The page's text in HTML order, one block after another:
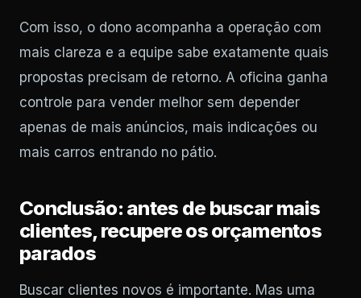
Com isso, o dono acompanha a operação com
mais clareza e a equipe sabe exatamente quais
propostas precisam de retorno. A oficina ganha
controle para vender melhor sem depender
apenas de mais anúncios, mais indicações ou
mais carros entrando no pátio.
Conclusão: antes de buscar mais
clientes, recupere os orçamentos
parados
Buscar clientes novos é importante. Mas uma